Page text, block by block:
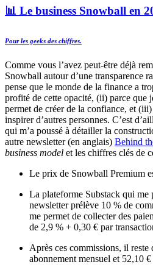
📊 Le business Snowball en
Pour les geeks des chiffres.
Comme vous l’avez peut-être déjà
Snowball autour d’une transparence
pense que le monde de la finance a
profité de cette opacité, (ii) parce que
permet de créer de la confiance, et
inspirer d’autres personnes. C’est
qui m’a poussé à détailler la
autre newsletter (en anglais) Behind
business model et les chiffres clés de
Le prix de Snowball Premium
La plateforme Substack qui me
newsletter prélève 10 % de
me permet de collecter des
de 2,9 % + 0,30 € par
Après ces commissions, il
abonnement mensuel et 52,10